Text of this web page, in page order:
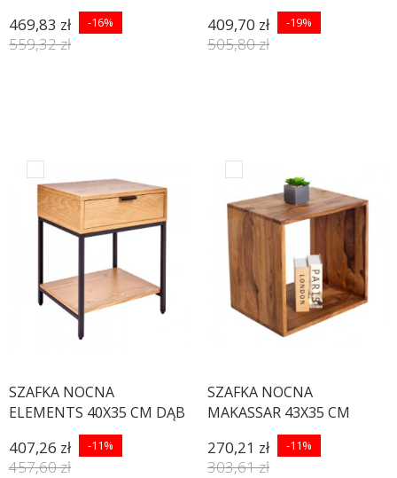
469,83 zł -16%
559,32 zł
409,70 zł -19%
505,80 zł
SZAFKA NOCNA
ELEMENTS 40X35 CM DĄB
NATURALNY
407,26 zł -11%
457,60 zł
SZAFKA NOCNA
MAKASSAR 43X35 CM
PALISANDER
270,21 zł -11%
303,61 zł